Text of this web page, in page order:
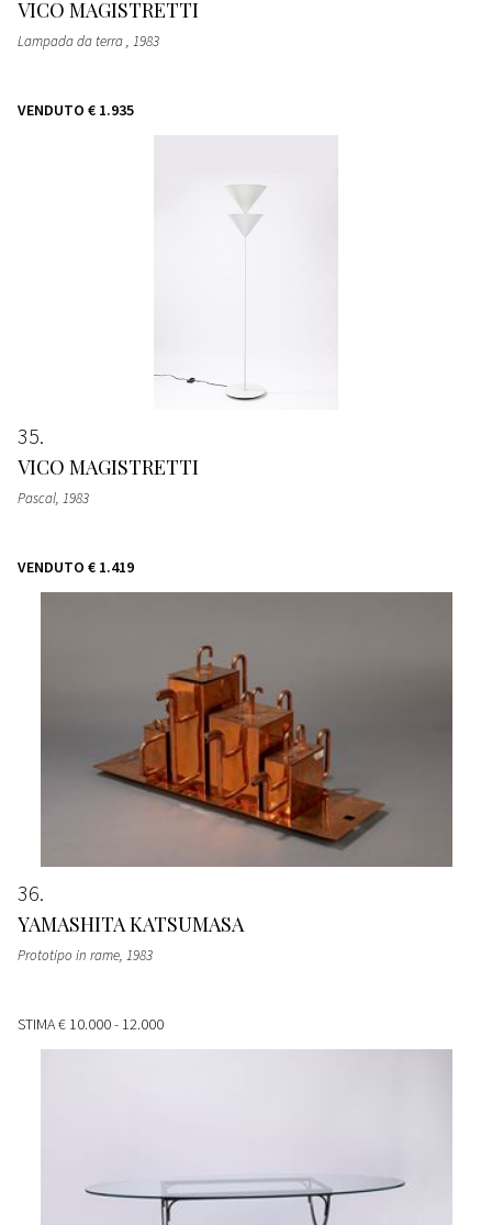
VICO MAGISTRETTI
Lampada da terra, 1983
VENDUTO € 1.935
35
VICO MAGISTRETTI
Pascal, 1983
VENDUTO € 1.419
36
YAMASHITA KATSUMASA
Prototipo in rame, 1983
STIMA€ 10.000 - 12.000